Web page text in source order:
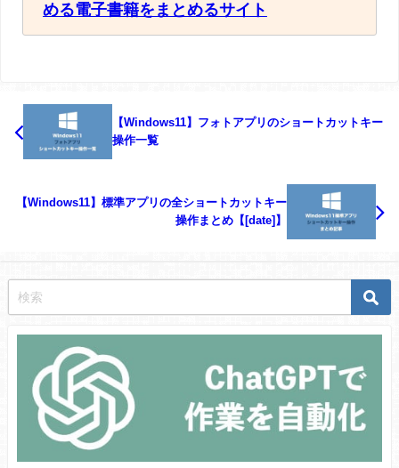
める電子書籍をまとめるサイト
【Windows11】フォトアプリのショートカットキー
操作一覧
【Windows11】標準アプリの全ショートカットキー
操作まとめ【[date]】